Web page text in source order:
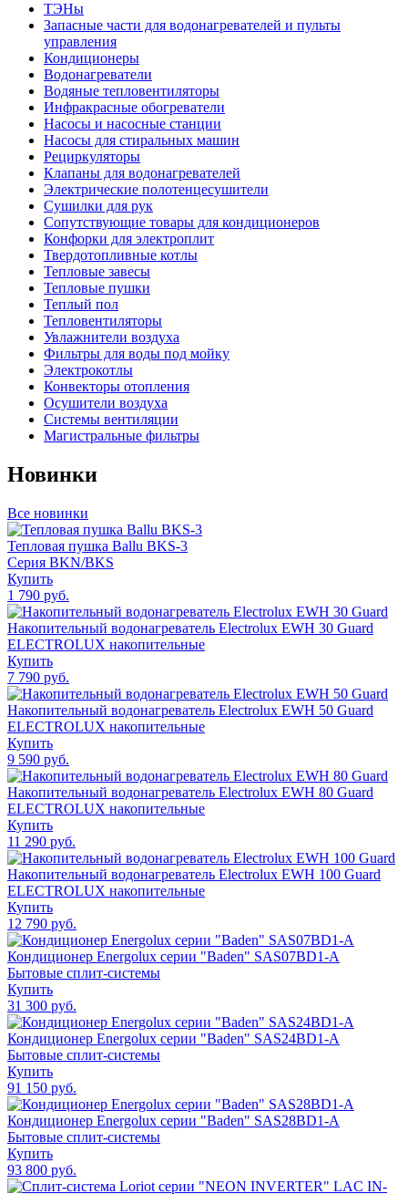
ТЭНы
Запасные части для водонагревателей и пульты
управления
Кондиционеры
Водонагреватели
Водяные тепловентиляторы
Инфракрасные обогреватели
Насосы и насосные станции
Насосы для стиральных машин
Рециркуляторы
Клапаны для водонагревателей
Электрические полотенцесушители
Сушилки для рук
Сопутствующие товары для кондиционеров
Конфорки для электроплит
Твердотопливные котлы
Тепловые завесы
Тепловые пушки
Теплый пол
Тепловентиляторы
Увлажнители воздуха
Фильтры для воды под мойку
Электрокотлы
Конвекторы отопления
Осушители воздуха
Системы вентиляции
Магистральные фильтры
Новинки
Все новинки
Тепловая пушка Ballu BKS-3
Серия BKN/BKS
Купить
1 790 руб.
Накопительный водонагреватель Electrolux EWH 30 Guard
ELECTROLUX накопительные
Купить
7 790 руб.
Накопительный водонагреватель Electrolux EWH 50 Guard
ELECTROLUX накопительные
Купить
9 590 руб.
Накопительный водонагреватель Electrolux EWH 80 Guard
ELECTROLUX накопительные
Купить
11 290 руб.
Накопительный водонагреватель Electrolux EWH 100 Guard
ELECTROLUX накопительные
Купить
12 790 руб.
Кондиционер Energolux серии "Baden" SAS07BD1-A
Бытовые сплит-системы
Купить
31 300 руб.
Кондиционер Energolux серии "Baden" SAS24BD1-A
Бытовые сплит-системы
Купить
91 150 руб.
Кондиционер Energolux серии "Baden" SAS28BD1-A
Бытовые сплит-системы
Купить
93 800 руб.